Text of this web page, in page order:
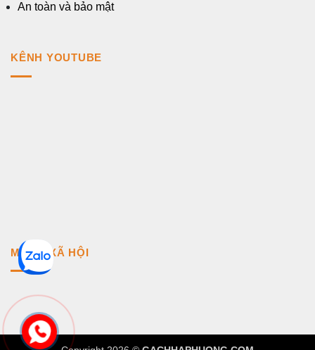
An toàn và bảo mật
KÊNH YOUTUBE
MẠNG XÃ HỘI